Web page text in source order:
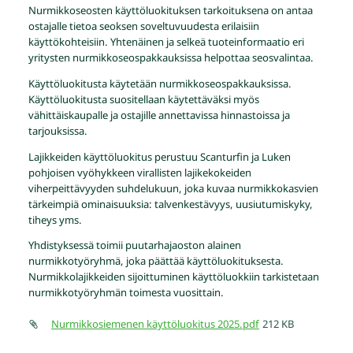
Nurmikkoseosten käyttöluokituksen tarkoituksena on antaa
ostajalle tietoa seoksen soveltuvuudesta erilaisiin
käyttökohteisiin. Yhtenäinen ja selkeä tuoteinformaatio eri
yritysten nurmikkoseospakkauksissa helpottaa seosvalintaa.
Käyttöluokitusta käytetään nurmikkoseospakkauksissa.
Käyttöluokitusta suositellaan käytettäväksi myös
vähittäiskaupalle ja ostajille annettavissa hinnastoissa ja
tarjouksissa.
Lajikkeiden käyttöluokitus perustuu Scanturfin ja Luken
pohjoisen vyöhykkeen virallisten lajikekokeiden
viherpeittävyyden suhdelukuun, joka kuvaa nurmikkokasvien
tärkeimpiä ominaisuuksia: talvenkestävyys, uusiutumiskyky,
tiheys yms.
Yhdistyksessä toimii puutarhajaoston alainen
nurmikkotyöryhmä, joka päättää käyttöluokituksesta.
Nurmikkolajikkeiden sijoittuminen käyttöluokkiin tarkistetaan
nurmikkotyöryhmän toimesta vuosittain.
Nurmikkosiemenen käyttöluokitus 2025.pdf 212 KB